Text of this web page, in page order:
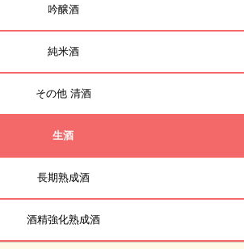
吟醸酒
純米酒
その他 清酒
生酒
長期熟成酒
酒精強化熟成酒